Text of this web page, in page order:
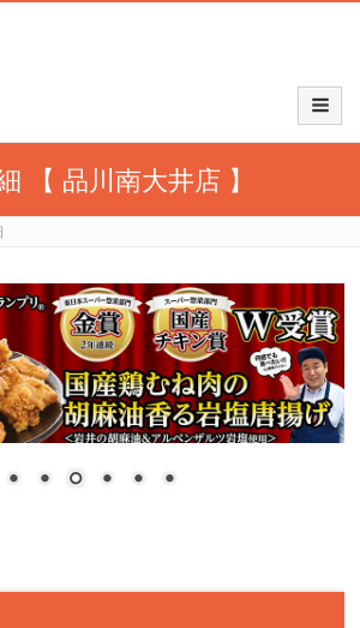
【 品川南大井店 】